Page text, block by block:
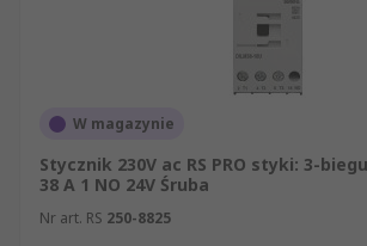
W magazynie
Stycznik 230V ac RS PRO styki: 3-
38 A 1 NO 24V Śruba
Nr art. RS 250-8825